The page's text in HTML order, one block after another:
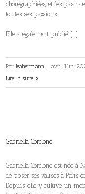
chorégraphiées, et les pas
toutes ses passions.
Elle a également publié […]
Par leahermann avril 11th,
Lire la suite
Gabriella Corcione
Gabriella Corcione est née à
de poser ses valises à Paris
Depuis, elle y cultive un